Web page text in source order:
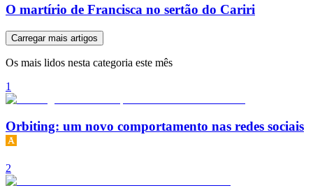
O martírio de Francisca no sertão do Cariri
Carregar mais artigos
Os mais lidos nesta categoria este mês
1
Orbiting: um novo comportamento nas redes sociais
2